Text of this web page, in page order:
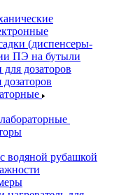
(диспенсеры-
ПЭ на бутыли
дозаторов
водяной рубашкой